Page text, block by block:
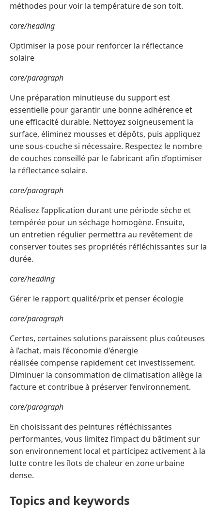
méthodes pour voir la température de son toit.
core/heading
Optimiser la pose pour renforcer la réflectance
solaire
core/paragraph
Une préparation minutieuse du support est
essentielle pour garantir une bonne adhérence et
une efficacité durable. Nettoyez soigneusement la
surface, éliminez mousses et dépôts, puis appliquez
une sous-couche si nécessaire. Respectez le nombre
de couches conseillé par le fabricant afin d’optimiser
la réflectance solaire.
core/paragraph
Réalisez l’application durant une période sèche et
tempérée pour un séchage homogène. Ensuite,
un entretien régulier permettra au revêtement de
conserver toutes ses propriétés réfléchissantes sur la
durée.
core/heading
Gérer le rapport qualité/prix et penser écologie
core/paragraph
Certes, certaines solutions paraissent plus coûteuses
à l’achat, mais l’économie d'énergie
réalisée compense rapidement cet investissement.
Diminuer la consommation de climatisation allège la
facture et contribue à préserver l’environnement.
core/paragraph
En choisissant des peintures réfléchissantes
performantes, vous limitez l’impact du bâtiment sur
son environnement local et participez activement à la
lutte contre les îlots de chaleur en zone urbaine
dense.
Topics and keywords